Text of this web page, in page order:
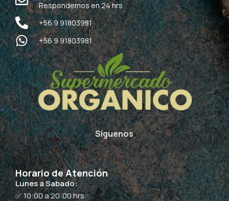
Respondemos en 24 hrs
+56 9 91803981
+56 9 91803981
Síguenos
Horario de Atención
Lunes a Sabado:
✅ 10:00 a 20:00 hrs.